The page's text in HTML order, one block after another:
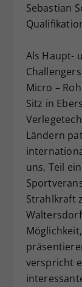
Sebastian
Als Haupt-
Micro –
Sitz in
Ländern
uns, Teil
Strahlkraft
verspricht